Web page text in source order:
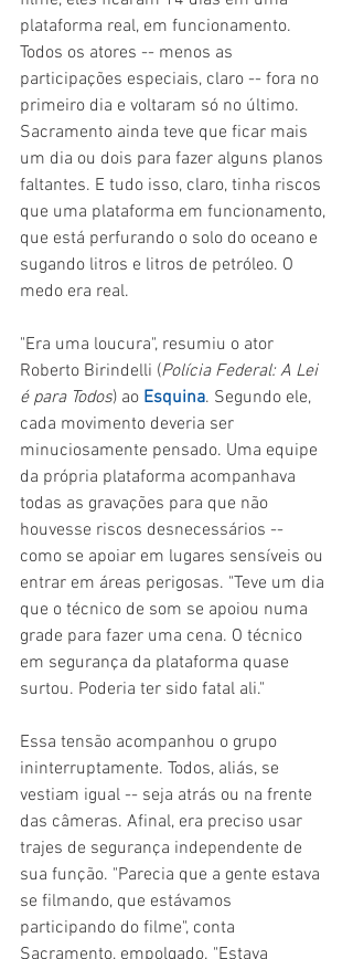
plataforma real, em funcionamento.
Todos os atores -- menos as
participações especiais, claro -- fora no
primeiro dia e voltaram só no último.
Sacramento ainda teve que ficar mais
um dia ou dois para fazer alguns planos
faltantes. E tudo isso, claro, tinha riscos
que uma plataforma em funcionamento,
que está perfurando o solo do oceano e
sugando litros e litros de petróleo. O
medo era real.
"Era uma loucura", resumiu o ator
Roberto Birindelli (Polícia Federal: A Lei
é para Todos) ao Esquina. Segundo ele,
cada movimento deveria ser
minuciosamente pensado. Uma equipe
da própria plataforma acompanhava
todas as gravações para que não
houvesse riscos desnecessários --
como se apoiar em lugares sensíveis ou
entrar em áreas perigosas. "Teve um dia
que o técnico de som se apoiou numa
grade para fazer uma cena. O técnico
em segurança da plataforma quase
surtou. Poderia ter sido fatal ali."
Essa tensão acompanhou o grupo
ininterruptamente. Todos, aliás, se
vestiam igual -- seja atrás ou na frente
das câmeras. Afinal, era preciso usar
trajes de segurança independente de
sua função. "Parecia que a gente estava
se filmando, que estávamos
participando do filme", conta